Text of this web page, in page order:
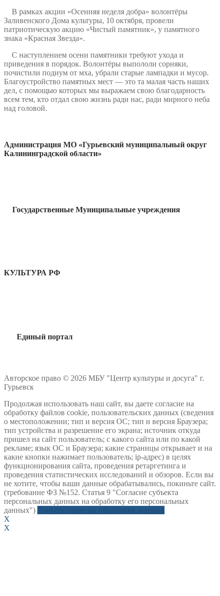
В рамках акции «Осенняя неделя добра» волонтёры
Заливенского Дома культуры, 10 октября, провели
патриотическую акцию «Чистый памятник», у памятного
знака «Красная Звезда».
С наступлением осени памятники требуют ухода и
приведения в порядок. Волонтёры выпололи сорняки,
почистили подиум от мха, убрали старые лампадки и мусор.
Благоустройство памятных мест — это та малая часть наших
дел, с помощью которых мы выражаем свою благодарность
всем тем, кто отдал свою жизнь ради нас, ради мирного неба
над головой.
Администрация МО «Гурьевский муниципальный округ
Калининградской области»
Государственные Муниципальные учреждения
КУЛЬТУРА РФ
Единый портал
Авторское право © 2026 МБУ "Центр культуры и досуга" г.
Гурьевск
Продолжая использовать наш сайт, вы даете согласие на
обработку файлов cookie, пользовательских данных (сведения
о местоположении; тип и версия ОС; тип и версия Браузера;
тип устройства и разрешение его экрана; источник откуда
пришел на сайт пользователь; с какого сайта или по какой
рекламе; язык ОС и Браузера; какие страницы открывает и на
какие кнопки нажимает пользователь; ip-адрес) в целях
функционирования сайта, проведения ретаргетинга и
проведения статистических исследований и обзоров. Если вы
не хотите, чтобы ваши данные обрабатывались, покиньте сайт.
(требование ФЗ №152. Статья 9 "Согласие субъекта
персональных данных на обработку его персональных
данных")
X
X